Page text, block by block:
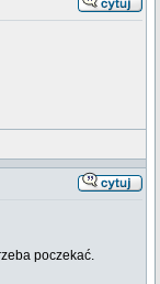
poczekać.